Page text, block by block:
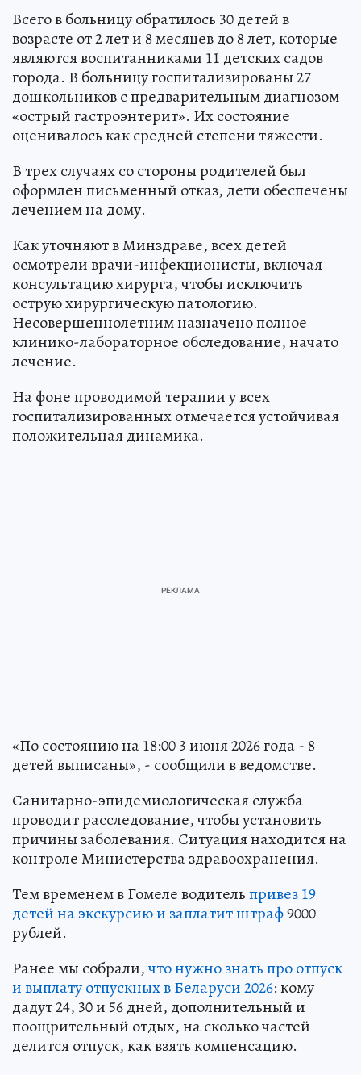
Всего в больницу обратилось 30 детей в
возрасте от 2 лет и 8 месяцев до 8 лет, которые
являются воспитанниками 11 детских садов
города. В больницу госпитализированы 27
дошкольников с предварительным диагнозом
«острый гастроэнтерит». Их состояние
оценивалось как средней степени тяжести.
В трех случаях со стороны родителей был
оформлен письменный отказ, дети обеспечены
лечением на дому.
Как уточняют в Минздраве, всех детей
осмотрели врачи-инфекционисты, включая
консультацию хирурга, чтобы исключить
острую хирургическую патологию.
Несовершеннолетним назначено полное
клинико-лабораторное обследование, начато
лечение.
На фоне проводимой терапии у всех
госпитализированных отмечается устойчивая
положительная динамика.
«По состоянию на 18:00 3 июня 2026 года - 8
детей выписаны», - сообщили в ведомстве.
Санитарно-эпидемиологическая служба
проводит расследование, чтобы установить
причины заболевания. Ситуация находится на
контроле Министерства здравоохранения.
Тем временем в Гомеле водительпривез 19
детей на экскурсию и заплатит штраф9000
рублей.
Ранее мы собрали,что нужно знать про отпуск
и выплату отпускных в Беларуси 2026: кому
дадут 24, 30 и 56 дней, дополнительный и
поощрительный отдых, на сколько частей
делится отпуск, как взять компенсацию.